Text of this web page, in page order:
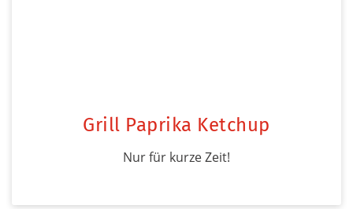
Grill Paprika Ketchup
Nur für kurze Zeit!